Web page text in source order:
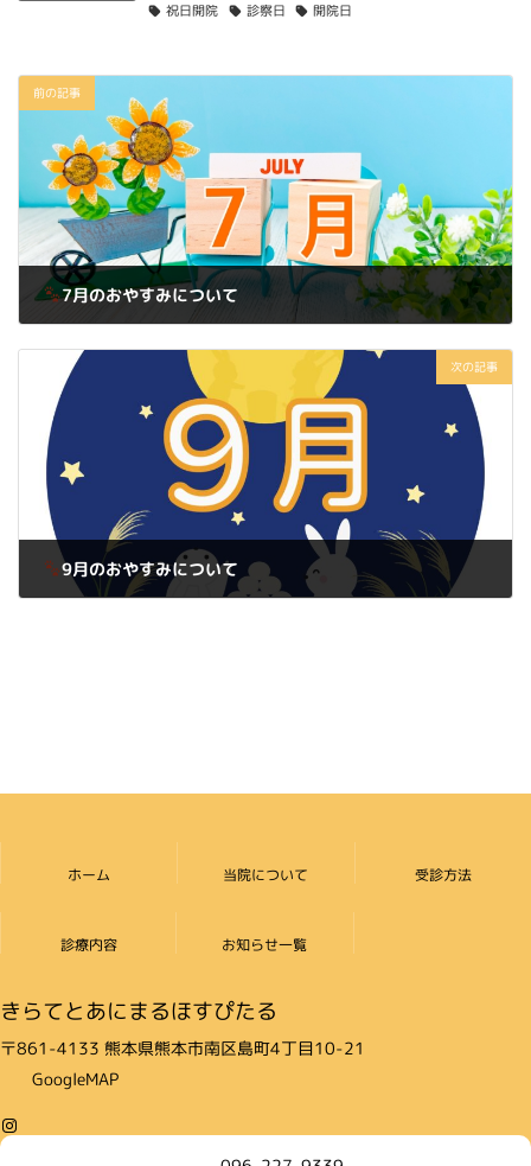
祝日開院
診察日 開院日
前の記事
7月のおやすみについて
次の記事
9月のおやすみについて
ホーム 当院について 受診方法
診療内容 お知らせ一覧
きらてとあにまるほすぴたる
〒861-4133 熊本県熊本市南区島町4丁目10-21
GoogleMAP
Instagram